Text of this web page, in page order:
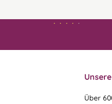
Über